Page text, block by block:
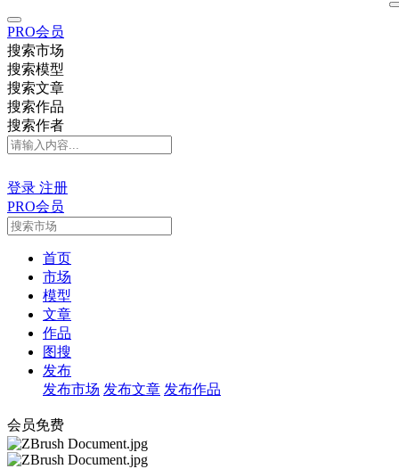
PRO会员
搜索市场
搜索模型
搜索文章
搜索作品
搜索作者
登录 注册
PRO会员
首页
市场
模型
文章
作品
图搜
发布
发布市场 发布文章 发布作品
会员免费